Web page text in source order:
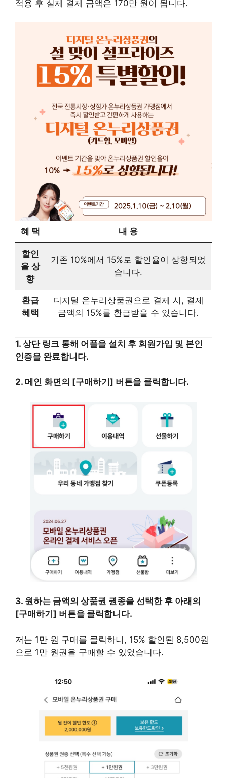
적용 후 실제 결제 금액은 170만 원이 됩니다.
혜 택 내 용
할인
율 상
향
기존 10%에서 15%로 할인율이 상향되었
습니다.
환급
혜택
디지털 온누리상품권으로 결제 시, 결제
금액의 15%를 환급받을 수 있습니다.
1. 상단 링크 통해 어플을 설치 후 회원가입 및 본인
인증을 완료합니다.
2. 메인 화면의 [구매하기] 버튼을 클릭합니다.
3. 원하는 금액의 상품권 권종을 선택한 후 아래의
[구매하기] 버튼을 클릭합니다.
저는 1만 원 구매를 클릭하니, 15% 할인된 8,500원
으로 1만 원권을 구매할 수 있었습니다.